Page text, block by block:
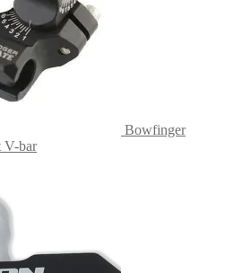
Bowfinger
V-bar